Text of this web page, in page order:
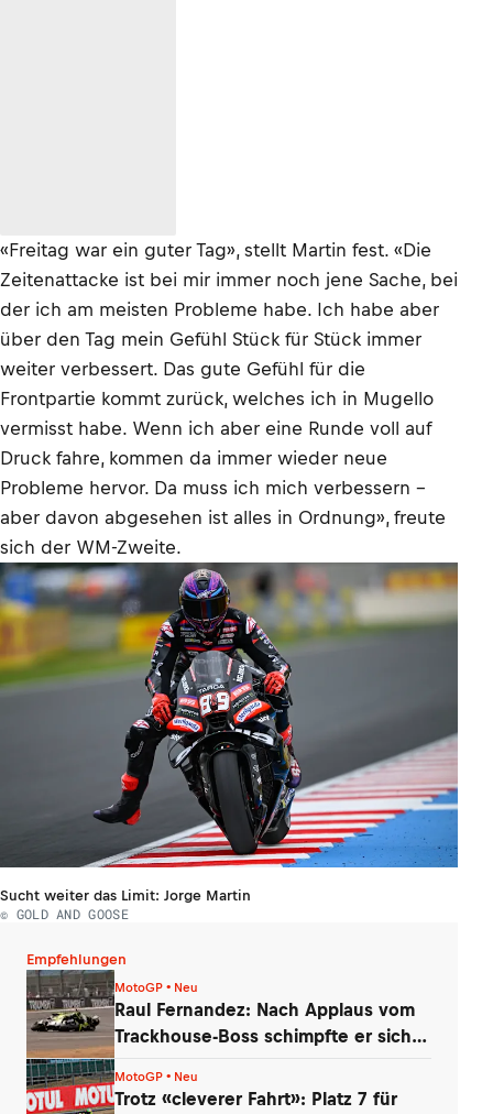
«Freitag war ein guter Tag», stellt Martin fest. «Die
Zeitenattacke ist bei mir immer noch jene Sache, bei
der ich am meisten Probleme habe. Ich habe aber
über den Tag mein Gefühl Stück für Stück immer
weiter verbessert. Das gute Gefühl für die
Frontpartie kommt zurück, welches ich in Mugello
vermisst habe. Wenn ich aber eine Runde voll auf
Druck fahre, kommen da immer wieder neue
Probleme hervor. Da muss ich mich verbessern –
aber davon abgesehen ist alles in Ordnung», freute
sich der WM-Zweite.
Sucht weiter das Limit: Jorge Martin
© GOLD AND GOOSE
Empfehlungen
MotoGP • Neu
Raul Fernandez: Nach Applaus vom
Trackhouse-Boss schimpfte er sich
MotoGP • Neu
Trotz «cleverer Fahrt»: Platz 7 für